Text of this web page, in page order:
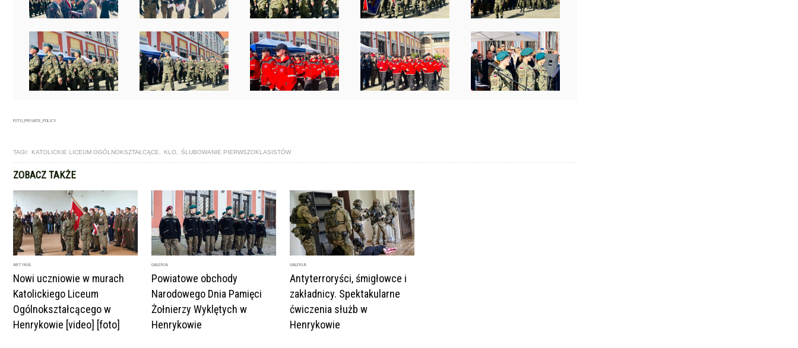
FOTO_PRIVATE_POLICY
TAGI: KATOLICKIE LICEUM OGÓLNOKSZTAŁCĄCE KLO ŚLUBOWANIE PIERWSZOKLASISTÓW
ZOBACZ TAKŻE
ARTYKUŁ
Nowi uczniowie w murach
Katolickiego Liceum
Ogólnokształcącego w
Henrykowie [video] [foto]
GALERIA
Powiatowe obchody
Narodowego Dnia Pamięci
Żołnierzy Wyklętych w
Henrykowie
GALERIA
Antyterroryści, śmigłowce i
zakładnicy. Spektakularne
ćwiczenia służb w
Henrykowie